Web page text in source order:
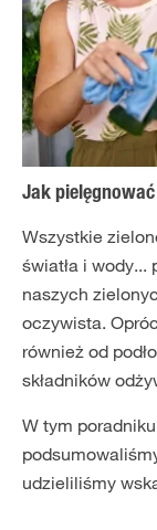
Jak
Wszystkie
światła i
naszych
oczywista.
również od
składników
W tym
udzieliliśmy